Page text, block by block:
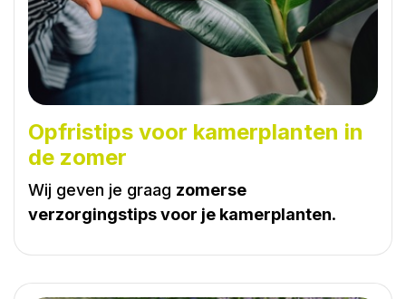
Opfristips voor kamerplanten in
de zomer
Wij geven je graag zomerse
verzorgingstips voor je kamerplanten.